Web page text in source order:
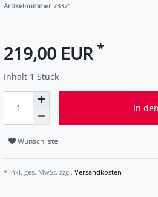
Artikelnummer 73371
219,00 EUR *
Inhalt 1 Stück
In
Wunschliste
* inkl. ges. MwSt. zzgl. Versandkosten